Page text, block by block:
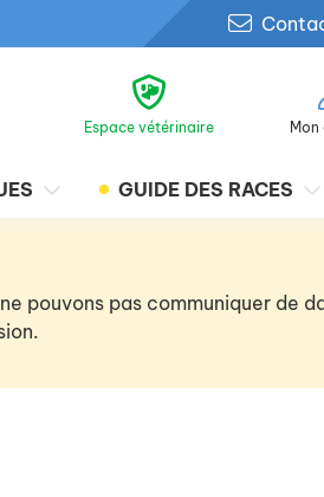
Espace vétérinaire
GUIDE DES RACES
pouvons pas communiquer de